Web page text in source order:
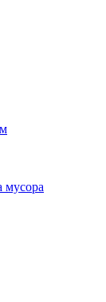
мусора